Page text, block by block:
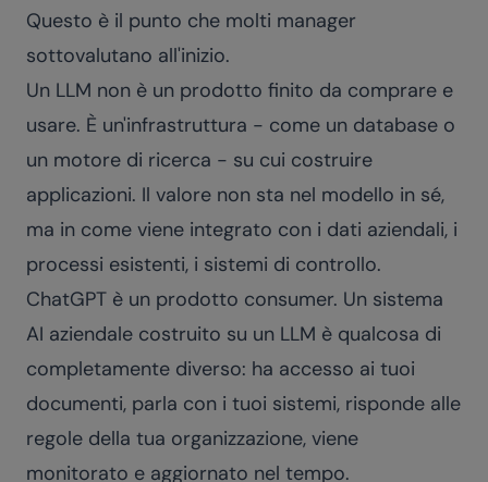
Questo è il punto che molti manager
sottovalutano all'inizio.
Un LLM non è un prodotto finito da comprare e
usare. È un'infrastruttura - come un database o
un motore di ricerca - su cui costruire
applicazioni. Il valore non sta nel modello in sé,
ma in come viene integrato con i dati aziendali, i
processi esistenti, i sistemi di controllo.
ChatGPT è un prodotto consumer. Un sistema
AI aziendale costruito su un LLM è qualcosa di
completamente diverso: ha accesso ai tuoi
documenti, parla con i tuoi sistemi, risponde alle
regole della tua organizzazione, viene
monitorato e aggiornato nel tempo.